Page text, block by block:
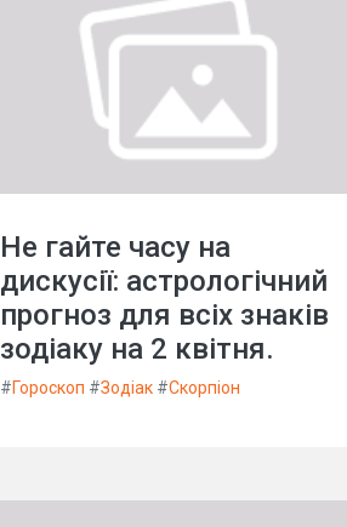
Не гайте часу на
дискусії: астрологічний
прогноз для всіх знаків
зодіаку на 2 квітня.
#Гороскоп #Зодіак #Скорпіон